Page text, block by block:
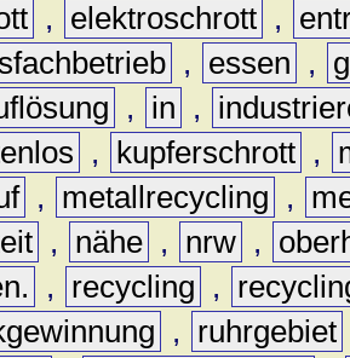
, elektroschrott ,
, essen ,
, in ,
, kupferschrott ,
, metallrecycling ,
, nähe , nrw ,
, recycling ,
, ruhrgebiet